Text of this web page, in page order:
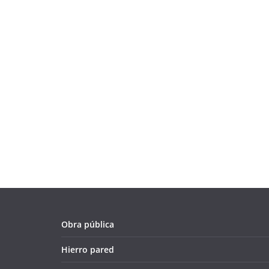
Obra pública
Hierro pared